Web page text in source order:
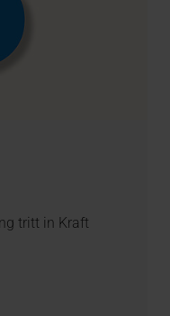
tritt in Kraft